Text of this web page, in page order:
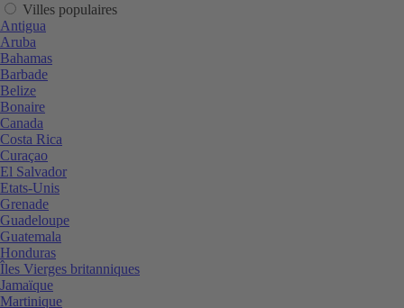
Villes populaires
Antigua
Aruba
Bahamas
Barbade
Belize
Bonaire
Canada
Costa Rica
Curaçao
El Salvador
Etats-Unis
Grenade
Guadeloupe
Guatemala
Honduras
Îles Vierges britanniques
Jamaïque
Martinique